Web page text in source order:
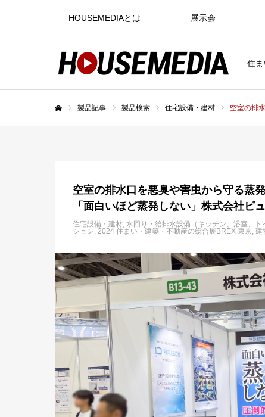
住
HOUSEMEDIAとは 展示会
製品記事 製品検索 住宅設備・建材 空室の排
空室の排水口を悪臭や害虫から守る蒸
「面白いほど蒸発しない」株式会社ピ
住宅設備・建材 水回り・給排水設備（キッチン、浴室、ト
ション 2024 住まい・建築・不動産の総合展BREX 東京 建